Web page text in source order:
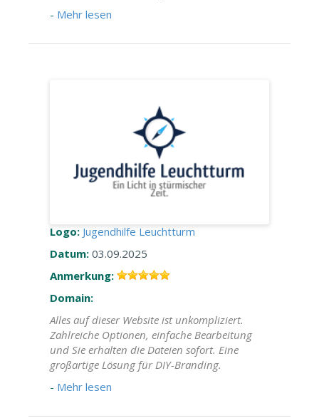
- Mehr lesen
Logo: Jugendhilfe Leuchtturm
Datum: 03.09.2025
Anmerkung:
Domain:
Alles auf dieser Website ist unkompliziert.
Zahlreiche Optionen, einfache Bearbeitung
und Sie erhalten die Dateien sofort. Eine
großartige Lösung für DIY-Branding.
- Mehr lesen